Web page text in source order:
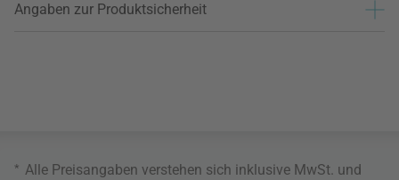
Angaben zur Produktsicherheit
* Alle Preisangaben verstehen sich inklusive MwSt. und